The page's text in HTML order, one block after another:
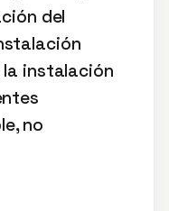
del
instalación
no